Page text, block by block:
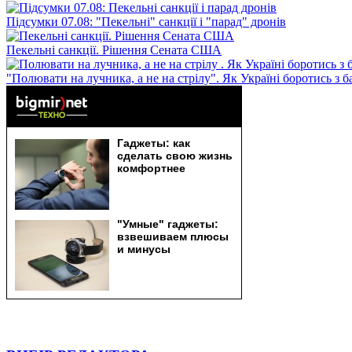
Підсумки 07.08: "Пекельні" санкції і "парад" дронів
Пекельні санкції. Рішення Сената США
"Полювати на лучника, а не на стрілу". Як Україні боротись з